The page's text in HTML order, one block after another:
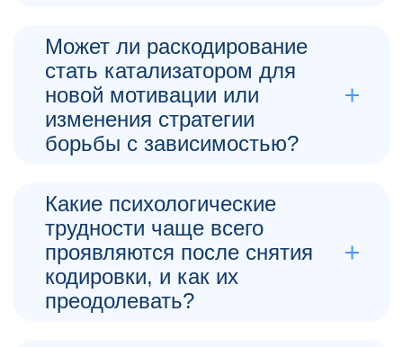
важно учитывать личную историю и проводить
работу индивидуально.
Литвинов Дмитрий Леонидович, Врач
реабилитолог
Может ли раскодирование
стать катализатором для
новой мотивации или
изменения стратегии
борьбы с зависимостью?
и устойчивый путь к выздоровлению.
Платонова Вера Фёдоровна, Фельдшер
Какие психологические
трудности чаще всего
проявляются после снятия
кодировки, и как их
преодолевать?